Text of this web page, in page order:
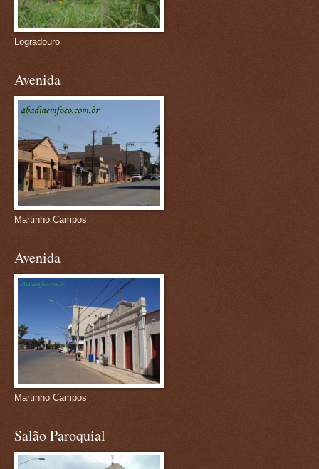
Logradouro
Avenida
Martinho Campos
Avenida
Martinho Campos
Salão Paroquial